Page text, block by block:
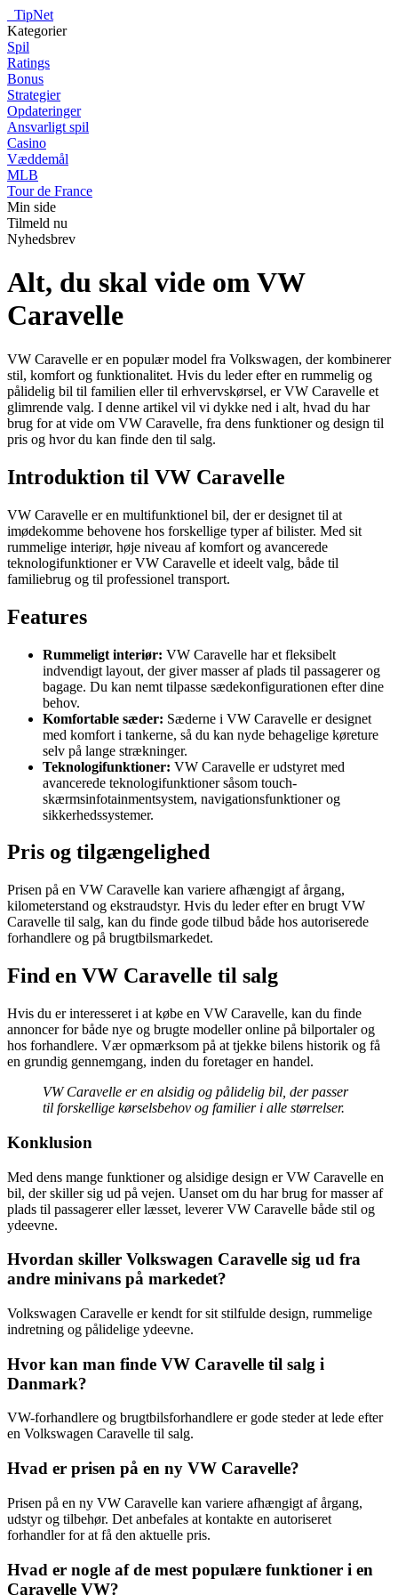
TipNet
Kategorier
Spil
Ratings
Bonus
Strategier
Opdateringer
Ansvarligt spil
Casino
Væddemål
MLB
Tour de France
Min side
Tilmeld nu
Nyhedsbrev
Alt, du skal vide om VW
Caravelle
VW Caravelle er en populær model fra Volkswagen, der kombinerer
stil, komfort og funktionalitet. Hvis du leder efter en rummelig og
pålidelig bil til familien eller til erhvervskørsel, er VW Caravelle et
glimrende valg. I denne artikel vil vi dykke ned i alt, hvad du har
brug for at vide om VW Caravelle, fra dens funktioner og design til
pris og hvor du kan finde den til salg.
Introduktion til VW Caravelle
VW Caravelle er en multifunktionel bil, der er designet til at
imødekomme behovene hos forskellige typer af bilister. Med sit
rummelige interiør, høje niveau af komfort og avancerede
teknologifunktioner er VW Caravelle et ideelt valg, både til
familiebrug og til professionel transport.
Features
Rummeligt interiør: VW Caravelle har et fleksibelt
indvendigt layout, der giver masser af plads til passagerer og
bagage. Du kan nemt tilpasse sædekonfigurationen efter dine
behov.
Komfortable sæder: Sæderne i VW Caravelle er designet
med komfort i tankerne, så du kan nyde behagelige køreture
selv på lange strækninger.
Teknologifunktioner: VW Caravelle er udstyret med
avancerede teknologifunktioner såsom touch-
skærmsinfotainmentsystem, navigationsfunktioner og
sikkerhedssystemer.
Pris og tilgængelighed
Prisen på en VW Caravelle kan variere afhængigt af årgang,
kilometerstand og ekstraudstyr. Hvis du leder efter en brugt VW
Caravelle til salg, kan du finde gode tilbud både hos autoriserede
forhandlere og på brugtbilsmarkedet.
Find en VW Caravelle til salg
Hvis du er interesseret i at købe en VW Caravelle, kan du finde
annoncer for både nye og brugte modeller online på bilportaler og
hos forhandlere. Vær opmærksom på at tjekke bilens historik og få
en grundig gennemgang, inden du foretager en handel.
VW Caravelle er en alsidig og pålidelig bil, der passer
til forskellige kørselsbehov og familier i alle størrelser.
Konklusion
Med dens mange funktioner og alsidige design er VW Caravelle en
bil, der skiller sig ud på vejen. Uanset om du har brug for masser af
plads til passagerer eller læsset, leverer VW Caravelle både stil og
ydeevne.
Hvordan skiller Volkswagen Caravelle sig ud fra
andre minivans på markedet?
Volkswagen Caravelle er kendt for sit stilfulde design, rummelige
indretning og pålidelige ydeevne.
Hvor kan man finde VW Caravelle til salg i
Danmark?
VW-forhandlere og brugtbilsforhandlere er gode steder at lede efter
en Volkswagen Caravelle til salg.
Hvad er prisen på en ny VW Caravelle?
Prisen på en ny VW Caravelle kan variere afhængigt af årgang,
udstyr og tilbehør. Det anbefales at kontakte en autoriseret
forhandler for at få den aktuelle pris.
Hvad er nogle af de mest populære funktioner i en
Caravelle VW?